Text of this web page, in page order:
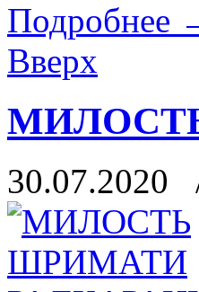
Подробнее
Вверх
30.07.2020